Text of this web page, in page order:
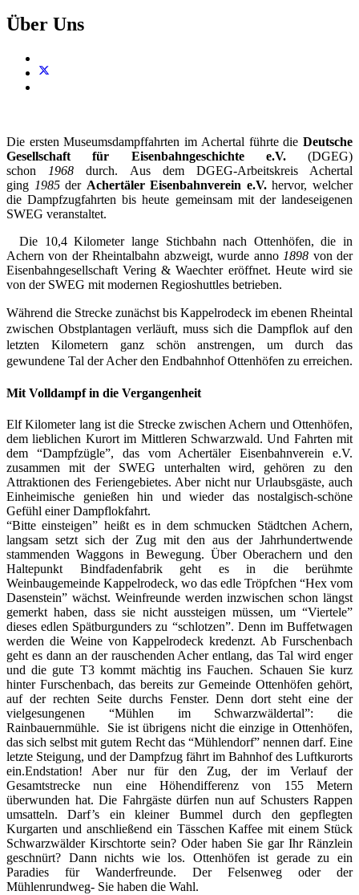
Über Uns
Die ersten Museumsdampffahrten im Achertal führte die Deutsche
Gesellschaft für Eisenbahngeschichte
e.V. (DGEG)
schon
1968 durch. Aus dem DGEG-Arbeitskreis Achertal
ging 1985der Achertäler Eisenbahnverein e.V.hervor, welcher
die Dampfzugfahrten bis heute gemeinsam mit der landeseigenen
SWEG veranstaltet.
Die 10,4 Kilometer lange Stichbahn nach Ottenhöfen, die in
Achern von der Rheintalbahn abzweigt, wurde anno 1898 von der
Eisenbahngesellschaft Vering & Waechter eröffnet. Heute wird sie
von der SWEG mit modernen Regioshuttles betrieben.
Während die Strecke zunächst bis Kappelrodeck im ebenen Rheintal
zwischen Obstplantagen verläuft, muss sich die Dampflok auf den
letzten Kilometern ganz schön anstrengen, um durch das
gewundene Tal der Acher den Endbahnhof Ottenhöfen zu erreichen.
Mit Volldampf in die Vergangenheit
Elf Kilometer lang ist die Strecke zwischen Achern und Ottenhöfen,
dem lieblichen Kurort im Mittleren Schwarzwald. Und Fahrten mit
dem “Dampfzügle”, das vom Achertäler Eisenbahnverein e.V.
zusammen mit der SWEG unterhalten wird, gehören zu den
Attraktionen des Feriengebietes. Aber nicht nur Urlaubsgäste, auch
Einheimische genießen hin und wieder das nostalgisch-schöne
Gefühl einer Dampflokfahrt.
“Bitte einsteigen” heißt es in dem schmucken Städtchen Achern,
langsam setzt sich der Zug mit den aus der Jahrhundertwende
stammenden Waggons in Bewegung. Über Oberachern und den
Haltepunkt Bindfadenfabrik geht es in die berühmte
Weinbaugemeinde Kappelrodeck, wo das edle Tröpfchen “Hex vom
Dasenstein” wächst. Weinfreunde werden inzwischen schon längst
gemerkt haben, dass sie nicht aussteigen müssen, um “Viertele”
dieses edlen Spätburgunders zu “schlotzen”. Denn im Buffetwagen
werden die Weine von Kappelrodeck kredenzt. Ab Furschenbach
geht es dann an der rauschenden Acher entlang, das Tal wird enger
und die gute T3 kommt mächtig ins Fauchen. Schauen Sie kurz
hinter Furschenbach, das bereits zur Gemeinde Ottenhöfen gehört,
auf der rechten Seite durchs Fenster. Denn dort steht eine der
vielgesungenen “Mühlen im Schwarzwäldertal”: die
Rainbauernmühle. Sie ist übrigens nicht die einzige in Ottenhöfen,
das sich selbst mit gutem Recht das “Mühlendorf” nennen darf. Eine
letzte Steigung, und der Dampfzug fährt im Bahnhof des Luftkurorts
ein.Endstation! Aber nur für den Zug, der im Verlauf der
Gesamtstrecke nun eine Höhendifferenz von 155 Metern
überwunden hat. Die Fahrgäste dürfen nun auf Schusters Rappen
umsatteln. Darf’s ein kleiner Bummel durch den gepflegten
Kurgarten und anschließend ein Tässchen Kaffee mit einem Stück
Schwarzwälder Kirschtorte sein? Oder haben Sie gar Ihr Ränzlein
geschnürt? Dann nichts wie los. Ottenhöfen ist gerade zu ein
Paradies für Wanderfreunde. Der Felsenweg oder der
Mühlenrundweg- Sie haben die Wahl.